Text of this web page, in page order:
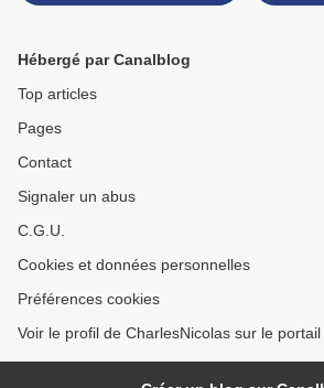
Hébergé par Canalblog
Top articles
Pages
Contact
Signaler un abus
C.G.U.
Cookies et données personnelles
Préférences cookies
Voir le profil de CharlesNicolas sur le